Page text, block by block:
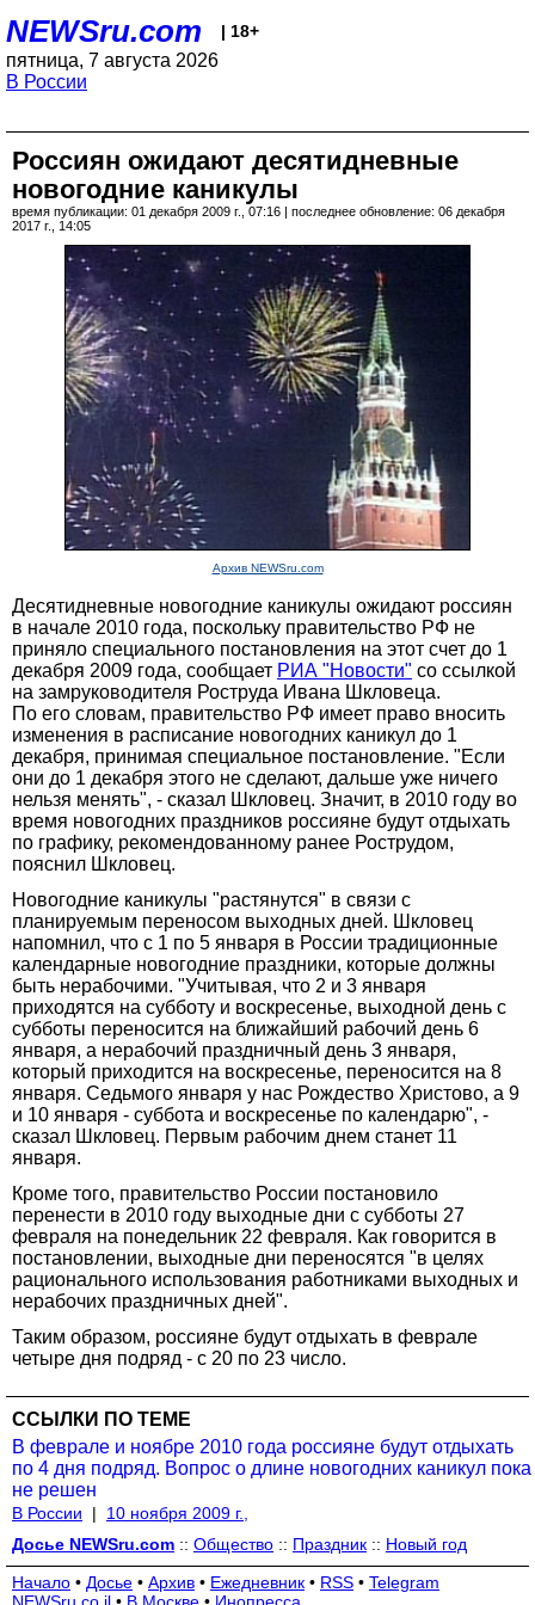
NEWSru.com | 18+
пятница, 7 августа 2026
В России
Россиян ожидают десятидневные
новогодние каникулы
время публикации: 01 декабря 2009 г., 07:16 | последнее обновление: 06 декабря
2017 г., 14:05
Архив NEWSru.com
Десятидневные новогодние каникулы ожидают россиян
в начале 2010 года, поскольку правительство РФ не
приняло специального постановления на этот счет до 1
декабря 2009 года, сообщает РИА "Новости" со ссылкой
на замруководителя Роструда Ивана Шкловеца.
По его словам, правительство РФ имеет право вносить
изменения в расписание новогодних каникул до 1
декабря, принимая специальное постановление. "Если
они до 1 декабря этого не сделают, дальше уже ничего
нельзя менять", - сказал Шкловец. Значит, в 2010 году во
время новогодних праздников россияне будут отдыхать
по графику, рекомендованному ранее Рострудом,
пояснил Шкловец.
Новогодние каникулы "растянутся" в связи с
планируемым переносом выходных дней. Шкловец
напомнил, что с 1 по 5 января в России традиционные
календарные новогодние праздники, которые должны
быть нерабочими. "Учитывая, что 2 и 3 января
приходятся на субботу и воскресенье, выходной день с
субботы переносится на ближайший рабочий день 6
января, а нерабочий праздничный день 3 января,
который приходится на воскресенье, переносится на 8
января. Седьмого января у нас Рождество Христово, а 9
и 10 января - суббота и воскресенье по календарю", -
сказал Шкловец. Первым рабочим днем станет 11
января.
Кроме того, правительство России постановило
перенести в 2010 году выходные дни с субботы 27
февраля на понедельник 22 февраля. Как говорится в
постановлении, выходные дни переносятся "в целях
рационального использования работниками выходных и
нерабочих праздничных дней".
Таким образом, россияне будут отдыхать в феврале
четыре дня подряд - с 20 по 23 число.
ССЫЛКИ ПО ТЕМЕ
В феврале и ноябре 2010 года россияне будут отдыхать
по 4 дня подряд. Вопрос о длине новогодних каникул пока
не решен
В России |
10 ноября 2009 г.,
Досье NEWSru.com :: Общество :: Праздник :: Новый год
Начало • Досье • Архив • Ежедневник • RSS • Telegram
NEWSru.co.il • В Москве • Инопресса